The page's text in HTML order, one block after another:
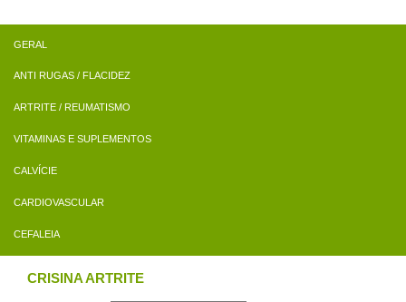
ANTI RUGAS / FLACIDEZ
ARTRITE / REUMATISMO
VITAMINAS E SUPLEMENTOS
CALVÍCIE
CARDIOVASCULAR
CEFALEIA
CRISINA ARTRITE